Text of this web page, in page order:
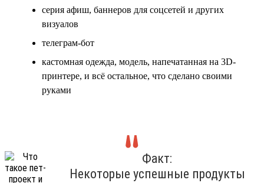
серия афиш, баннеров для соцсетей и других
визуалов
телеграм-бот
кастомная одежда, модель, напечатанная на 3D-
принтере, и всё остальное, что сделано своими
руками
Факт:
Некоторые успешные продукты